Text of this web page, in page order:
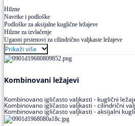
Hilzne
Navrtke i podloške
Podloške za aksijalne kuglične ležajeve
Hilzne za izvlačenje
Ugaoni prstenovi za cilindrično valjkaste ležajeve
Prikaži više
Kombinovani ležajevi
Kombinovano igličasto valjkasti - kuglični
Kombinovano igličasto valjkasti - cilindrični
Kombinovano igličasto valjkasti - aksijalni